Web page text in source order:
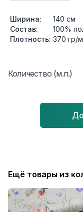
Ширина: 140 см
Состав:
100%
Плотность: 370 гр/
Количество (м.п.)
Ещё товары из